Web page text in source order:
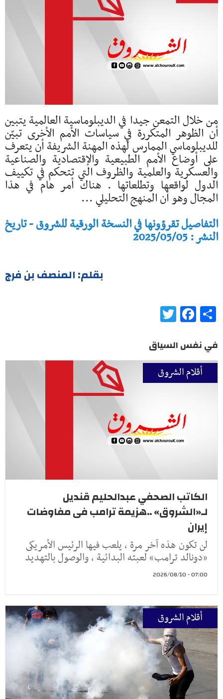
من خلال التمعن جيدا في الديبلوماسية العالمية يتبين
أن الظوهر المتكررة في سياسات الأمم الأخرى تبيّن
للديبلوماسي الممارس لهذه المهنة الشريفة أن يتعرف
على أوضاع الأمم الطبيعية والإقتصادية والصناعية
والعسكرية والعلمية والظروف التي تتحكم في تكييف
الدول لواقعها وتطلعاتها . هناك أمر هام في هذا
المجال وهو أن المنهج التحليلي ...
التفاصيل تقرؤونها في النسخة الورقية للشروق - تاريخ
النشر : 2025/05/05
بقلم: المنصف بن فرج
Share
Facebook
في نفس السياق
أقلام الشروق
الكاتب الصحفي عبدالحليم قنديل
لـ«الشروق» ..هزيمة ترامب فى مفاوضات
إيران
لن تكون هذه آخر مرة ، يلعب فيها الرئيس الأمريكى
«دونالد ترامب» لعبته البدائية ، والوصول بالتهديد
07:00 - 2026/08/10
أقلام الشروق